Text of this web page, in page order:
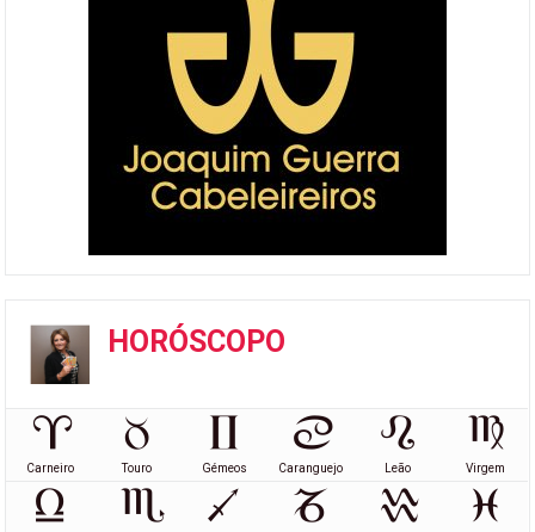
HORÓSCOPO
Carneiro Touro Gémeos Caranguejo Leão Virgem